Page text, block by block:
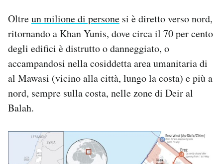
Oltreun milione di persone si è diretto verso nord,
ritornando a Khan Yunis, dove circa il 70 per cento
degli edifici è distrutto o danneggiato, o
accampandosi nella cosiddetta area umanitaria di
al Mawasi (vicino alla città, lungo la costa) e più a
nord, sempre sulla costa, nelle zone di Deir al
Balah.